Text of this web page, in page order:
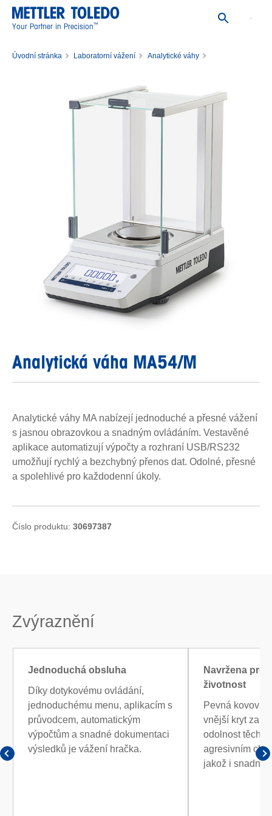
Your Partner in Precision™
Úvodní stránka Laboratorní vážení
Analytické váhy
Analytická váha MA54/M
Analytické váhy MA nabízejí jednoduché a přesné vážení
s jasnou obrazovkou a snadným ovládáním. Vestavěné
aplikace automatizují výpočty a rozhraní USB/RS232
umožňují rychlý a bezchybný přenos dat. Odolné, přesné
a spolehlivé pro každodenní úkoly.
Číslo produktu: 30697387
Zvýraznění
Jednoduchá obsluha
Díky dotykovému ovládání,
jednoduchému menu, aplikacím s
průvodcem, automatickým
výpočtům a snadné dokumentaci
výsledků je vážení hračka.
Navržena pro
životnost
Pevná kovová
vnější kryt
odolnost těchto
agresivním
jakož i snadné